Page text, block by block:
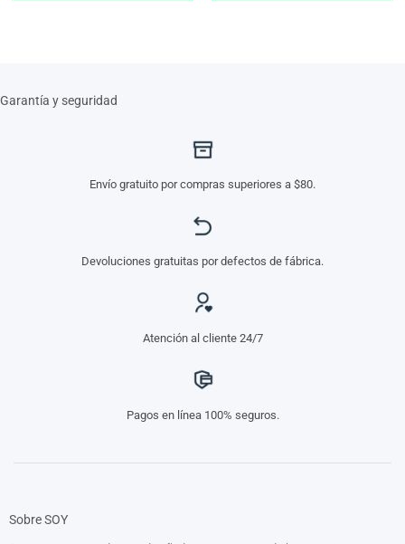
Garantía y seguridad
Envío gratuito por compras superiores a $80.
Devoluciones gratuitas por defectos de fábrica.
Atención al cliente 24/7
Pagos en línea 100% seguros.
Sobre SOY